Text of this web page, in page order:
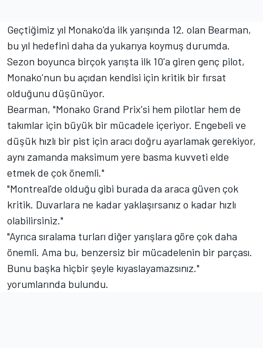
Geçtiğimiz yıl Monako'da ilk yarışında 12. olan Bearman,
bu yıl hedefini daha da yukarıya koymuş durumda.
Sezon boyunca birçok yarışta ilk 10'a giren genç pilot,
Monako'nun bu açıdan kendisi için kritik bir fırsat
olduğunu düşünüyor.
Bearman, "Monako Grand Prix'si hem pilotlar hem de
takımlar için büyük bir mücadele içeriyor. Engebeli ve
düşük hızlı bir pist için aracı doğru ayarlamak gerekiyor,
aynı zamanda maksimum yere basma kuvveti elde
etmek de çok önemli."
"Montreal'de olduğu gibi burada da araca güven çok
kritik. Duvarlara ne kadar yaklaşırsanız o kadar hızlı
olabilirsiniz."
"Ayrıca sıralama turları diğer yarışlara göre çok daha
önemli. Ama bu, benzersiz bir mücadelenin bir parçası.
Bunu başka hiçbir şeyle kıyaslayamazsınız."
yorumlarında bulundu.